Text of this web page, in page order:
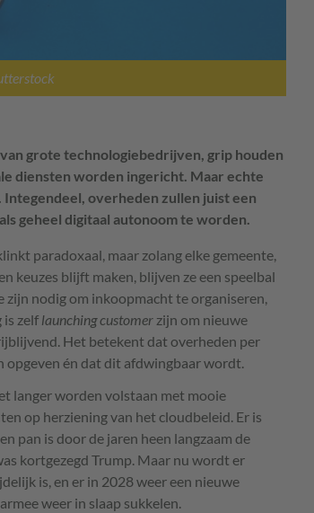
grote technologiebedrijven, grip houden
diensten worden ingericht. Maar echte
overheden zullen juist een
geheel digitaal autonoom te worden.
paradoxaal, maar zolang elke gemeente,
keuzes blijft maken, blijven ze een speelbal
zijn nodig om inkoopmacht te organiseren,
is zelf launching customer zijn om nieuwe
Het betekent dat overheden per
opgeven én dat dit afdwingbaar wordt.
langer worden volstaan met mooie
op herziening van het cloudbeleid. Er is
pan is door de jaren heen langzaam de
kortgezegd Trump. Maar nu wordt er
is, en er in 2028 weer een nieuwe
weer in slaap sukkelen.